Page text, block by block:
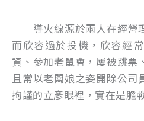
導火線源於兩人在經營
而欣容過於投機，欣容經
資、參加老鼠會，屢被跳票
且常以老闆娘之姿開除公司
拘謹的立彥眼裡，實在是膽